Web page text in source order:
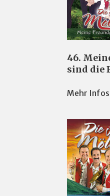
46.
sind die
Mehr Infos